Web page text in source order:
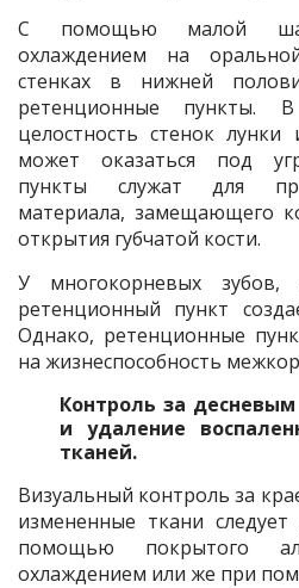
С помощью малой
охлаждением на
стенках в нижней
ретенционные пункты.
целостность стенок
может оказаться под
пункты служат для
материала, замещающего
открытия губчатой кости.
У многокорневых
ретенционный пункт
Однако, ретенционные
на жизнеспособность
Контроль за
и удаление
тканей.
Визуальный контроль за
измененные ткани
помощью покрытого
охлаждением или же при